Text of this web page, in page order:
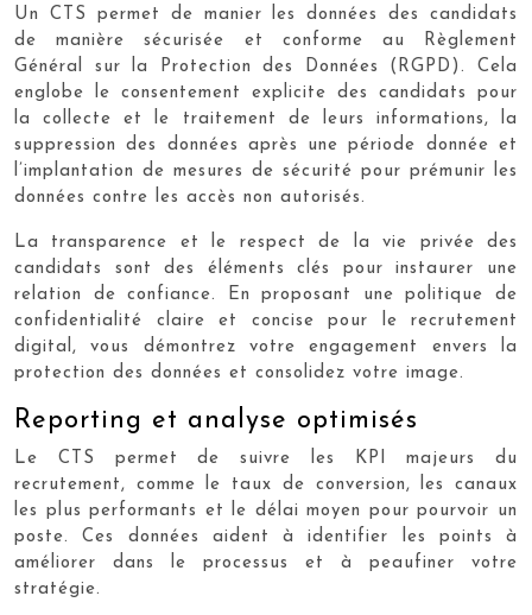
Un CTS permet de manier les données des candidats
de manière sécurisée et conforme au Règlement
Général sur la Protection des Données (RGPD). Cela
englobe le consentement explicite des candidats pour
la collecte et le traitement de leurs informations, la
suppression des données après une période donnée et
l’implantation de mesures de sécurité pour prémunir les
données contre les accès non autorisés.
La transparence et le respect de la vie privée des
candidats sont des éléments clés pour instaurer une
relation de confiance. En proposant une politique de
confidentialité claire et concise pour le recrutement
digital, vous démontrez votre engagement envers la
protection des données et consolidez votre image.
Reporting et analyse optimisés
Le CTS permet de suivre les KPI majeurs du
recrutement, comme le taux de conversion, les canaux
les plus performants et le délai moyen pour pourvoir un
poste. Ces données aident à identifier les points à
améliorer dans le processus et à peaufiner votre
stratégie.